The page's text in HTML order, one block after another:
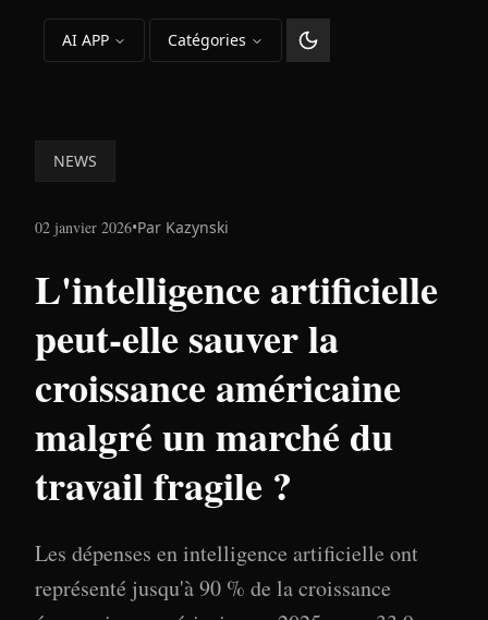
AI APP Catégories
Changer le thème
NEWS
02 janvier 2026•Par Kazynski
L'intelligence artificielle
peut-elle sauver la
croissance américaine
malgré un marché du
travail fragile ?
Les dépenses en intelligence artificielle ont
représenté jusqu'à 90 % de la croissance